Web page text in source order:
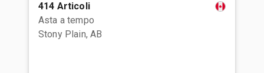
414 Articoli
Asta a tempo
Stony Plain, AB